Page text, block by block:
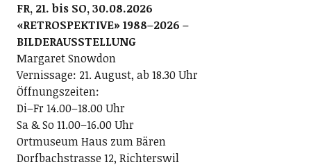
FR, 21. bis SO, 30.08.2026
«RETROSPEKTIVE» 1988–2026 –
BILDERAUSSTELLUNG
Margaret Snowdon
Vernissage: 21. August, ab 18.30 Uhr
Öffnungszeiten:
Di–Fr 14.00–18.00 Uhr
Sa & So 11.00–16.00 Uhr
Ortmuseum Haus zum Bären
Dorfbachstrasse 12, Richterswil